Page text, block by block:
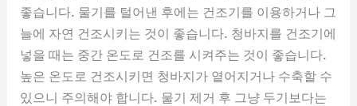
좋습니다. 물기를 털어낸 후에는 건조기를 이용하거나 그
늘에 자연 건조시키는 것이 좋습니다. 청바지를 건조기에
넣을 때는 중간 온도로 건조를 시켜주는 것이 좋습니다.
높은 온도로 건조시키면 청바지가 옅어지거나 수축할 수
있으니 주의해야 합니다. 물기 제거 후 그냥 두기보다는